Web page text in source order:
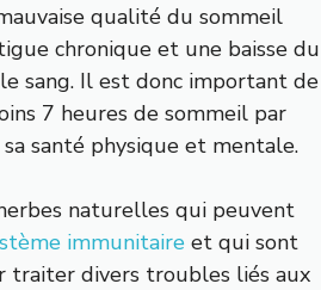
qualité du sommeil
chronique et une baisse du
sang. Il est donc important de
7 heures de sommeil par
santé physique et mentale.
naturelles qui peuvent
immunitaire et qui sont
traiter divers troubles liés aux